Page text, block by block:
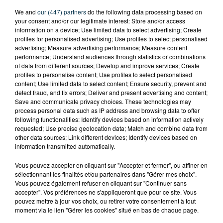
TITRES DIFFUSÉS
12h35
12h35 12h33
12h33
We and our (447) partnersdo the following data processing based on
your consent and/or our legitimate interest: Store and/or access
information on a device; Use limited data to select advertising; Create
profiles for personalised advertising; Use profiles to select personalised
advertising; Measure advertising performance; Measure content
performance; Understand audiences through statistics or combinations
of data from different sources; Develop and improve services; Create
profiles to personalise content; Use profiles to select personalised
content; Use limited data to select content; Ensure security, prevent and
detect fraud, and fix errors; Deliver and present advertising and content;
Save and communicate privacy choices. These technologies may
process personal data such as IP address and browsing data to offer
following functionalities: Identify devices based on information actively
requested; Use precise geolocation data; Match and combine data from
other data sources; Link different devices; Identify devices based on
information transmitted automatically.
Vous pouvez accepter en cliquant sur "Accepter et fermer", ou affiner en
sélectionnant les finalités et/ou partenaires dans "Gérer mes choix".
Vous pouvez également refuser en cliquant sur "Continuer sans
accepter". Vos préférences ne s'appliqueront que pour ce site. Vous
pouvez mettre à jour vos choix, ou retirer votre consentement à tout
moment via le lien "Gérer les cookies" situé en bas de chaque page.